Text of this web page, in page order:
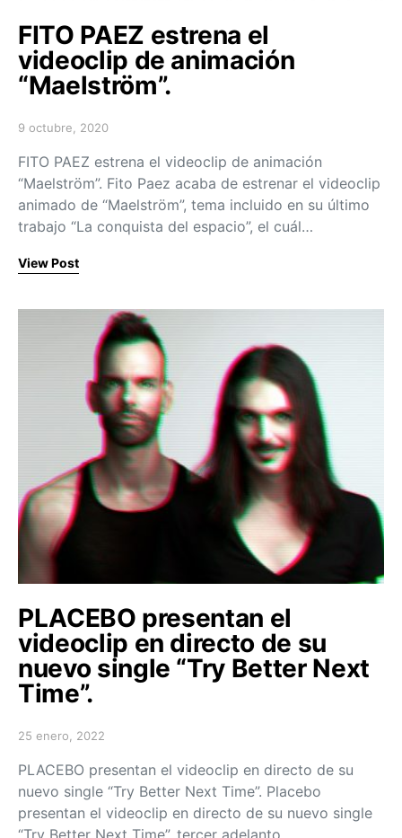
FITO PAEZ estrena el
videoclip de animación
“Maelström”.
Posted on
9 octubre, 2020
FITO PAEZ estrena el videoclip de animación
“Maelström”. Fito Paez acaba de estrenar el videoclip
animado de “Maelström”, tema incluido en su último
trabajo “La conquista del espacio”, el cuál…
View Post
PLACEBO presentan el
videoclip en directo de su
nuevo single “Try Better Next
Time”.
Posted on
25 enero, 2022
PLACEBO presentan el videoclip en directo de su
nuevo single “Try Better Next Time”. Placebo
presentan el videoclip en directo de su nuevo single
“Try Better Next Time”, tercer adelanto…